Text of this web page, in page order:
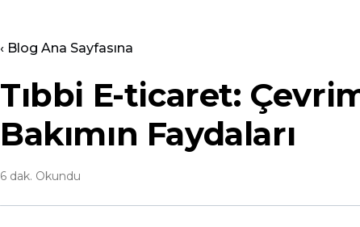
‹ Blog Ana Sayfasına
Tıbbi E-ticaret:
Bakımın Faydaları
6 dak. Okundu